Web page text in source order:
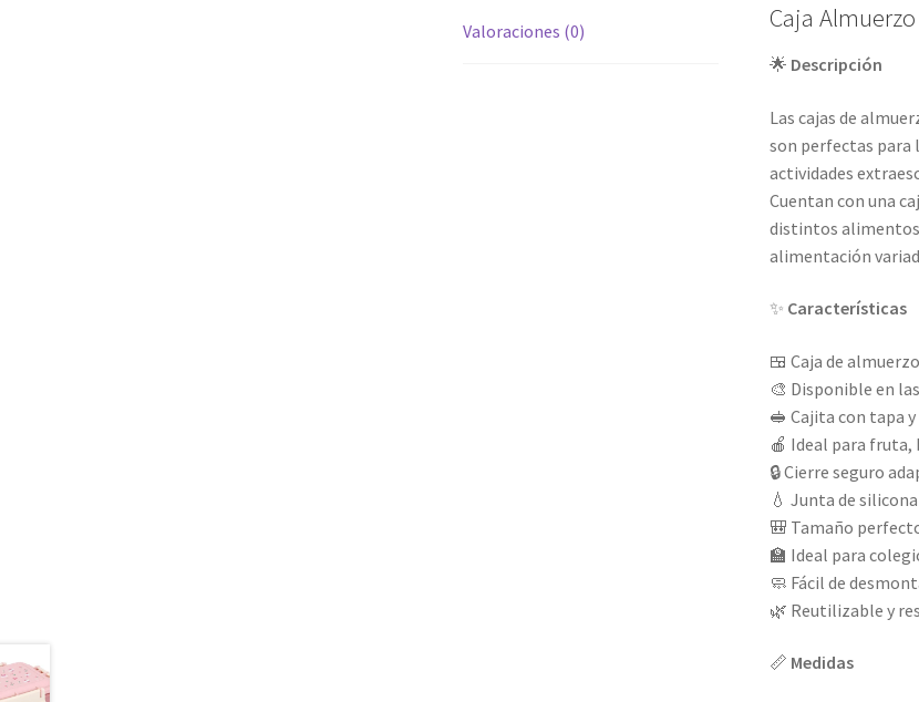
Valoraciones (0) Caja
🌟 Descripción
Las cajas de
son perfectas para
actividades
Cuentan con una
distintos alimentos
alimentación
✨ Características
🍱 Caja de
🎨 Disponible en
🥪 Cajita con tapa
🍎 Ideal para fruta,
🔒 Cierre seguro
💧 Junta de
🎒 Tamaño
🏫 Ideal para
🧼 Fácil de
🌿 Reutilizable y
📏 Medidas